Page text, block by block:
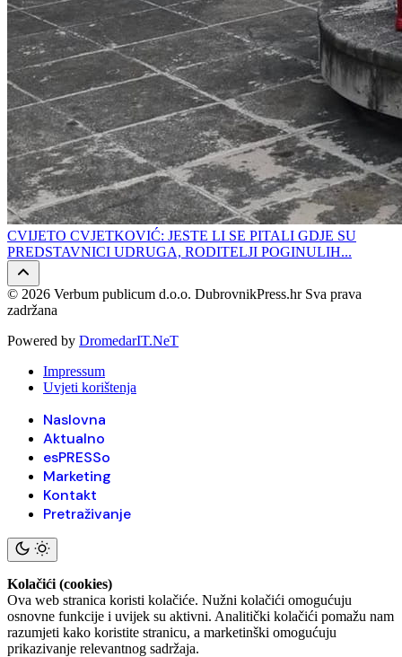
CVIJETO CVJETKOVIĆ: JESTE LI SE PITALI GDJE SU
PREDSTAVNICI UDRUGA, RODITELJI POGINULIH...
© 2026 Verbum publicum d.o.o. DubrovnikPress.hr Sva prava
zadržana
Powered by DromedarIT.NeT
Impressum
Uvjeti korištenja
Naslovna
Aktualno
esPRESSo
Marketing
Kontakt
Pretraživanje
Kolačići (cookies)
Ova web stranica koristi kolačiće. Nužni kolačići omogućuju
osnovne funkcije i uvijek su aktivni. Analitički kolačići pomažu nam
razumjeti kako koristite stranicu, a marketinški omogućuju
prikazivanje relevantnog sadržaja.